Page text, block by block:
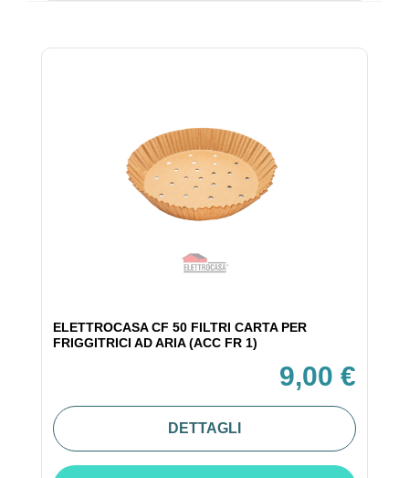
ELETTROCASA CF 50 FILTRI CARTA PER
FRIGGITRICI AD ARIA (ACC FR 1)
9,00 €
DETTAGLI